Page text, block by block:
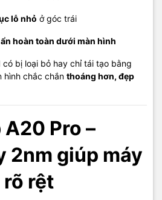
lỗ nhỏ ở góc trái
ẩn hoàn toàn dưới màn hình
bị loại bỏ hay chỉ tái tạo bằng
hình chắc chắn thoáng hơn, đẹp
A20 Pro –
2nm giúp máy
rõ rệt